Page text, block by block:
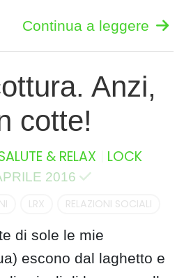
Continua a leggere
Anzi,
cotte!
& RELAX LOCK
2016
LRX RELAZIONI SOCIALI
di sole le mie
escono dal laghetto e